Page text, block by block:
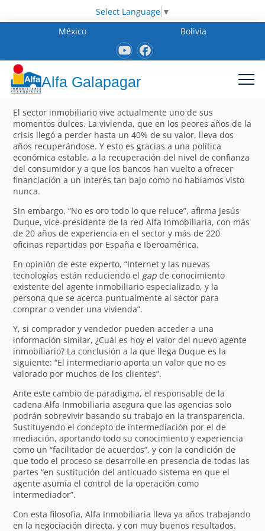
Select Language ▼
México
Bolivia
Alfa Galapagar
El sector inmobiliario vive actualmente uno de sus
momentos dulces. La vivienda, que en los peores años de la
crisis llegó a perder hasta un 40% de su valor, lleva dos
años recuperándose. Y esto es gracias a una política
económica estable, a la recuperación del nivel de confianza
del consumidor y a que los bancos han vuelto a ofrecer
financiación a un interés tan bajo como no habíamos visto
nunca.
Sin embargo, “No es oro todo lo que reluce”, afirma Jesús
Duque, vice-presidente de la red Alfa Inmobiliaria, con más
de 20 años de experiencia en el sector y más de 220
oficinas repartidas por España e Iberoamérica.
En opinión de este experto, “Internet y las nuevas
tecnologías están reduciendo el gap de conocimiento
existente del agente inmobiliario especializado, y la
persona que se acerca puntualmente al sector para
comprar o vender una vivienda”.
Y, si comprador y vendedor pueden acceder a una
información similar, ¿Cuál es hoy el valor del nuevo agente
inmobiliario? La conclusión a la que llega Duque es la
siguiente: “El intermediario aporta un valor que no es
valorado por muchos de los clientes”.
Ante este cambio de paradigma, el responsable de la
cadena Alfa Inmobiliaria asegura que las agencias solo
podrán sobrevivir basando su trabajo en la transparencia.
Sustituyendo el concepto de intermediación por el de
mediación, aportando todo su conocimiento y experiencia
como un “facilitador de acuerdos”, y con la condición de
que todo el proceso se desarrolle en presencia de todas las
partes “en sustitución del anticuado sistema en que el
agente asumía el control de la operación como
intermediador”.
Con esta filosofía, Alfa Inmobiliaria lleva ya años trabajando
en la negociación directa, y con muy buenos resultados.